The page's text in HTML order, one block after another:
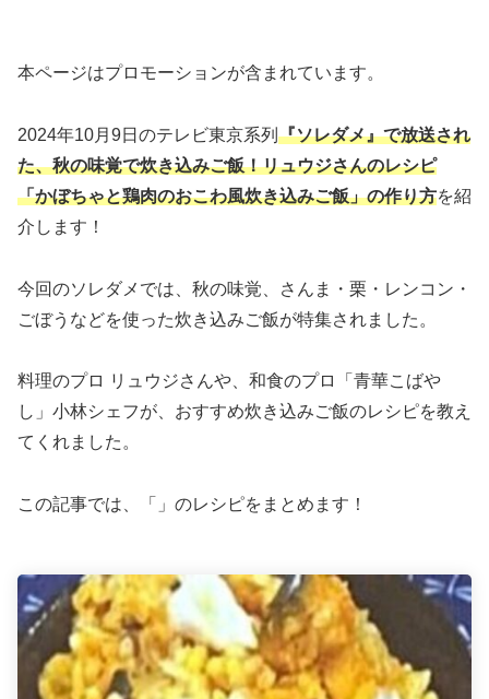
本ページはプロモーションが含まれています。
2024年10月9日のテレビ東京系列 『ソレダメ』で放送され
た、秋の味覚で炊き込みご飯！リュウジさんのレシピ
「かぼちゃと鶏肉のおこわ風炊き込みご飯」の作り方を紹
介します！
今回のソレダメでは、秋の味覚、さんま・栗・レンコン・
ごぼうなどを使った炊き込みご飯が特集されました。
料理のプロ リュウジさんや、和食のプロ「青華こばや
し」小林シェフが、おすすめ炊き込みご飯のレシピを教え
てくれました。
この記事では、「」のレシピをまとめます！